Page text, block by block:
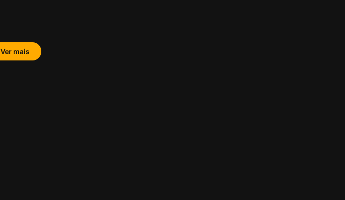
Ver mais